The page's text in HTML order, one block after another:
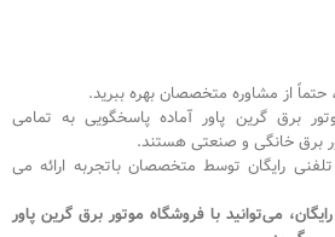
حتماً از مشاوره متخصصان بهره ببرید.
برق گرین پاور آماده پاسخگویی به تمامی
برق خانگی و صنعتی هستند.
رایگان توسط متخصصان باتجربه ارائه می
می‌توانید با فروشگاه موتور برق گرین پاور